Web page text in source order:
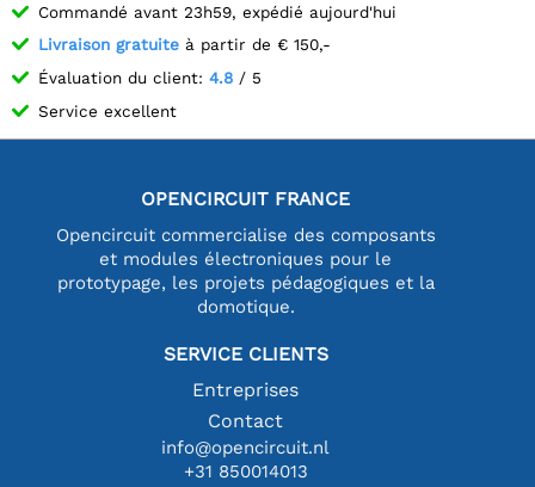
Commandé avant 23h59, expédié aujourd'hui
Livraison gratuite à partir de € 150,-
Évaluation du client: 4.8 / 5
Service excellent
OPENCIRCUIT FRANCE
Opencircuit commercialise des composants
et modules électroniques pour le
prototypage, les projets pédagogiques et la
domotique.
SERVICE CLIENTS
Entreprises
Contact
info@opencircuit.nl
+31 850014013